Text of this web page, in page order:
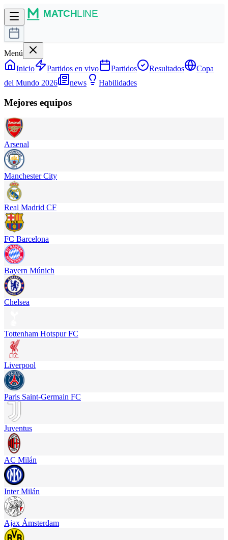
Menú
Inicio
Partidos en vivo Partidos Resultados
Copa
del Mundo 2026
news Habilidades
Mejores equipos
Arsenal
Manchester City
Real Madrid CF
FC Barcelona
Bayern Múnich
Chelsea
Tottenham Hotspur FC
Liverpool
Paris Saint-Germain FC
Juventus
AC Milán
Inter Milán
Ajax Ámsterdam